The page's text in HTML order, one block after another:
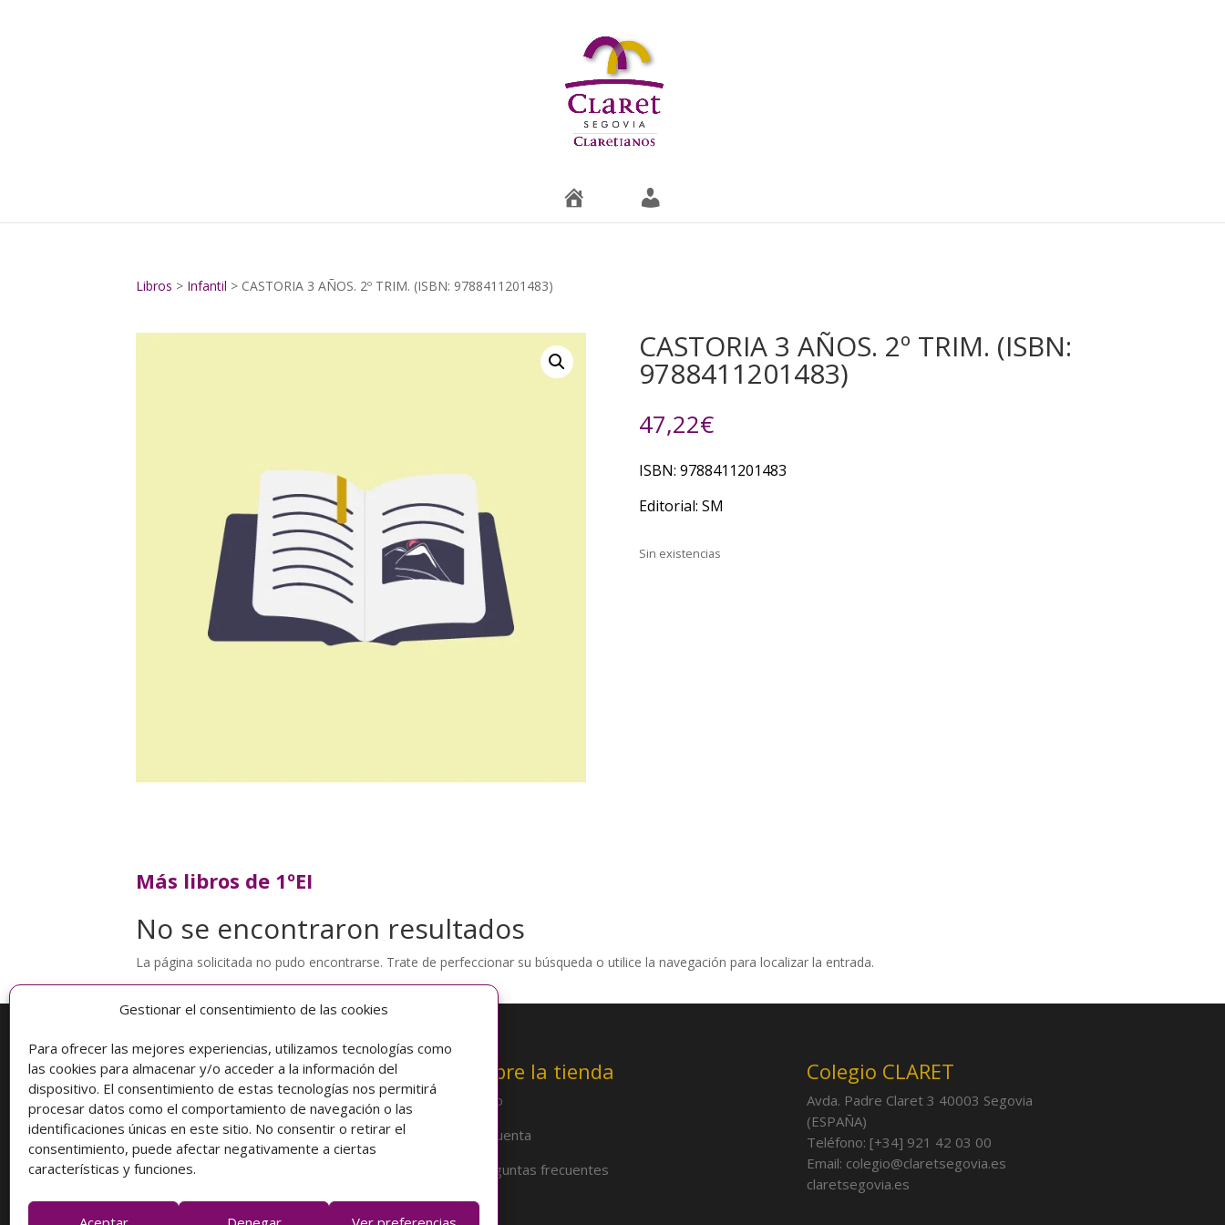
Gestionar el consentimiento de las cookies
Para ofrecer las mejores experiencias, utilizamos tecnologías como
las cookies para almacenar y/o acceder a la información del
dispositivo. El consentimiento de estas tecnologías nos permitirá
procesar datos como el comportamiento de navegación o las
identificaciones únicas en este sitio. No consentir o retirar el
consentimiento, puede afectar negativamente a ciertas
características y funciones.
e c
Libros > Infantil > CASTORIA 3 AÑOS. 2º TRIM. (ISBN: 9788411201483)
CASTORIA 3 AÑOS. 2º TRIM. (ISBN:
9788411201483)
47,22€
ISBN: 9788411201483
Editorial: SM
Sin existencias
Más libros de 1ºEI
No se encontraron resultados
La página solicitada no pudo encontrarse. Trate de perfeccionar su búsqueda o utilice la navegación para localizar la entrada.
Información
Condiciones de compra
Protección de datos
Sobre la tienda
Inicio
Mi cuenta
Preguntas frecuentes
Colegio CLARET
Avda. Padre Claret 3 40003 Segovia
(ESPAÑA)
Teléfono: [+34] 921 42 03 00
Email: colegio@claretsegovia.es
claretsegovia.es